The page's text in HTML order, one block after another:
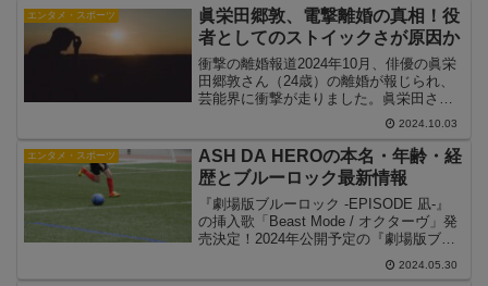
エンタメ・スポーツ
眞栄田郷敦、電撃離婚の真相！役
者としてのストイックさが原因か
衝撃の離婚報道2024年10月、俳優の眞栄
田郷敦さん（24歳）の離婚が報じられ、
芸能界に衝撃が走りました。眞栄田さん
は2023年1月22日に一般女性と結婚を発
表しましたが、わずか1年8カ月で別れを
選択したことが明らかになりました。こ
の突然の...
2024.10.03
エンタメ・スポーツ
ASH DA HEROの本名・年齢・経
歴とブルーロック最新情報
『劇場版ブルーロック -EPISODE 凪-』
の挿入歌「Beast Mode / オクターヴ」発
売決定！2024年公開予定の『劇場版ブル
ーロック -EPISODE 凪-』では、ASH DA
HEROが挿入歌「Beast Mode / オクタ...
2024.05.30